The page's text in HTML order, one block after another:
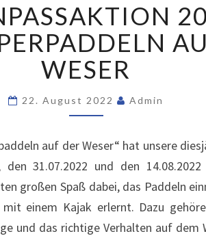
2022
-
AUF
DER
WESER
WESER
22. August 2022 Admin
auf der Weser“ hat unsere
31.07.2022 und den
großen Spaß dabei, das Paddeln
einem Kajak erlernt. Dazu
und das richtige Verhalten auf dem